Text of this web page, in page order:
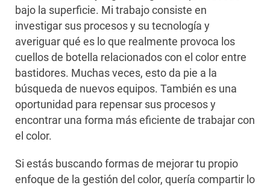
bajo la superficie. Mi trabajo consiste en
investigar sus procesos y su tecnología y
averiguar qué es lo que realmente provoca los
cuellos de botella relacionados con el color entre
bastidores. Muchas veces, esto da pie a la
búsqueda de nuevos equipos. También es una
oportunidad para repensar sus procesos y
encontrar una forma más eficiente de trabajar con
el color.
Si estás buscando formas de mejorar tu propio
enfoque de la gestión del color, quería compartir lo